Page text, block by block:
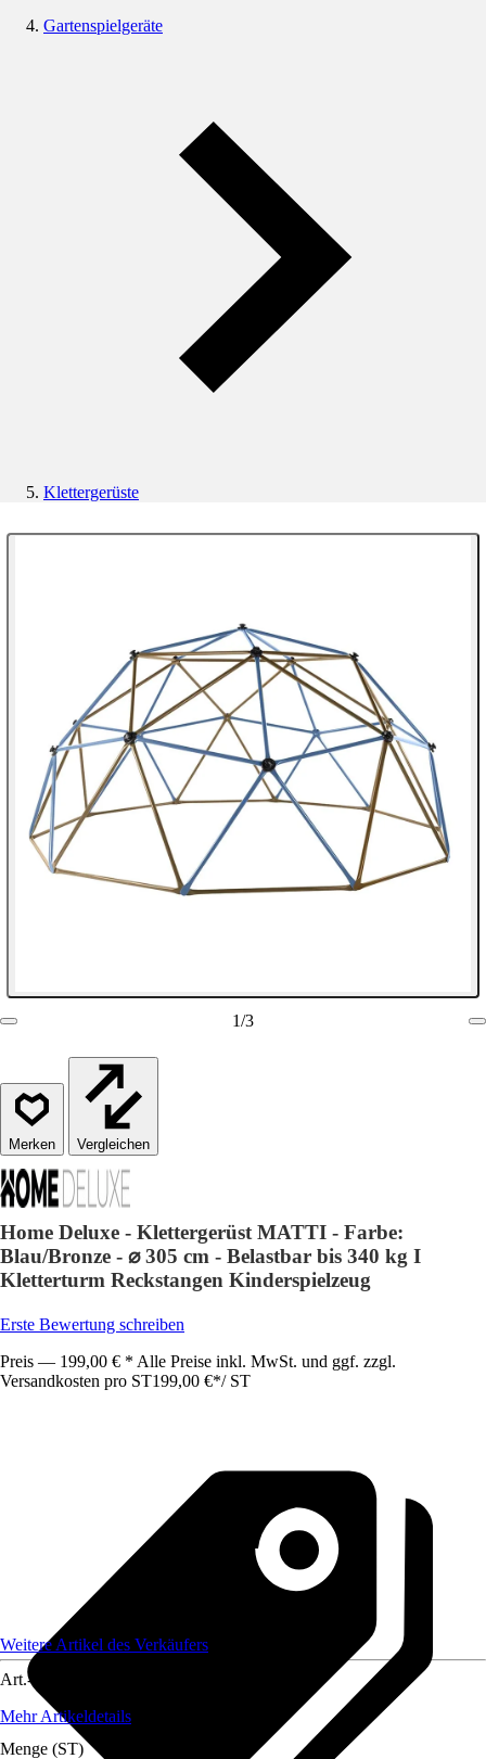
Gartenspielgeräte
Klettergerüste
1/3
Vergleichen
Home Deluxe - Klettergerüst MATTI - Farbe:
Blau/Bronze - ⌀ 305 cm - Belastbar bis 340 kg I
Kletterturm Reckstangen Kinderspielzeug
Erste Bewertung schreiben
Preis — 199,00 € * Alle Preise inkl. MwSt. und ggf. zzgl.
Versandkosten pro ST199,00 €*/ ST
Weitere Artikel des Verkäufers
Art.-Nr.
Mehr Artikeldetails
Menge (ST)